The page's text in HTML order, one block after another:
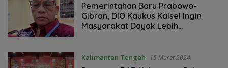
Pemerintahan Baru Prabowo-
Gibran, DIO Kaukus Kalsel Ingin
Masyarakat Dayak Lebih
Kalimantan Tengah 15 Maret 2024